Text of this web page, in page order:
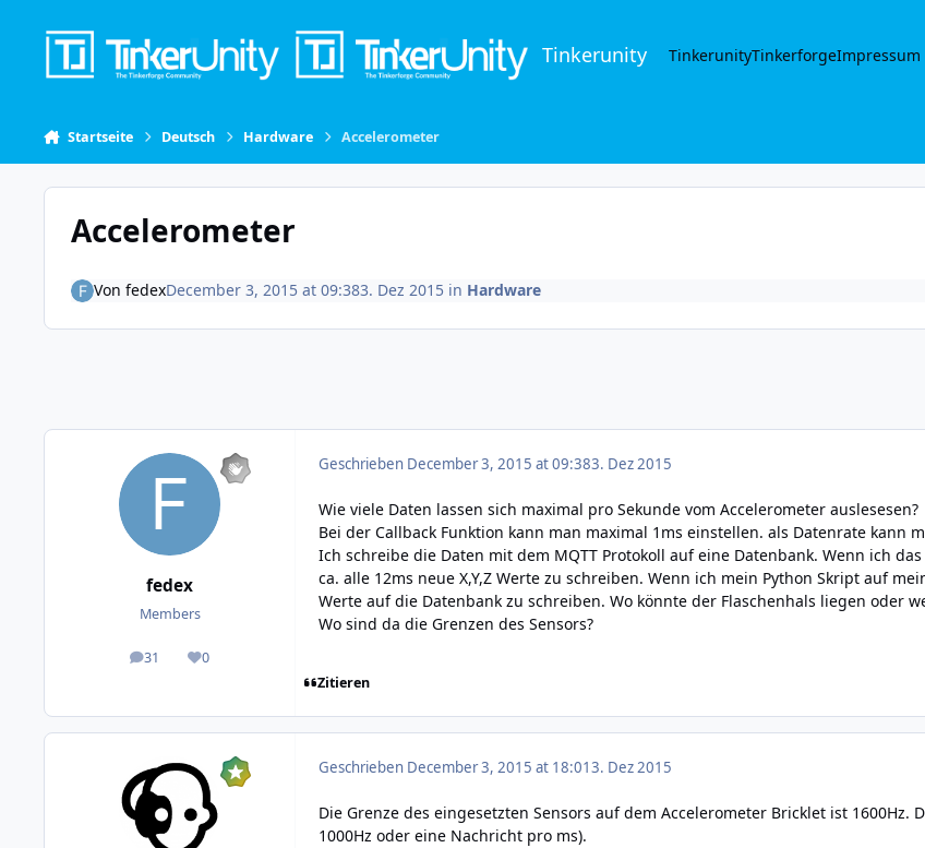
Tinkerunity TinkerunityTinkerforgeImpressum
Startseite Deutsch Hardware Accelerometer
Accelerometer
Von fedexDecember 3, 2015 at 09:383. Dez 2015in Hardware
fedex
Members
31
posts 0
Reputation
Geschrieben December 3, 2015 at 09:383. Dez 2015
Wie viele Daten lassen sich maximal pro Sekunde vom Accelerometer auslesesen?
Bei der Callback Funktion kann man maximal 1ms einstellen. als Datenrate kann
Ich schreibe die Daten mit dem MQTT Protokoll auf eine Datenbank. Wenn ich
ca. alle 12ms neue X,Y,Z Werte zu schreiben. Wenn ich mein Python Skript auf
Werte auf die Datenbank zu schreiben. Wo könnte der Flaschenhals liegen oder
Wo sind da die Grenzen des Sensors?
Zitieren
Geschrieben December 3, 2015 at 18:013. Dez 2015
Die Grenze des eingesetzten Sensors auf dem Accelerometer Bricklet ist 1600Hz.
1000Hz oder eine Nachricht pro ms).